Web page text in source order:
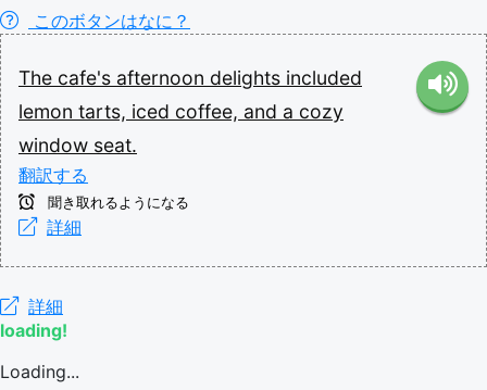
このボタンはなに？
The cafe's afternoon delights included
lemon tarts, iced coffee, and a cozy
window seat.
翻訳する
聞き取れるようになる
詳細
詳細
loading!
Loading...